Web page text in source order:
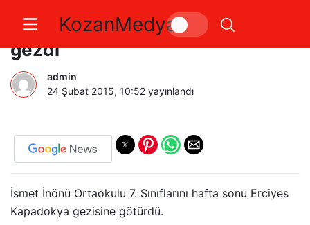
KozanMedya
7. Sınıf öğrencileri Kapatokya’yı
gezdi
admin
24 Şubat 2015, 10:52 yayınlandı
İsmet İnönü Ortaokulu 7. Sınıflarını hafta sonu Erciyes
Kapadokya gezisine götürdü.